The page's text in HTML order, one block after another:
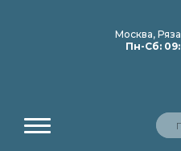
Москва,
Пн-Сб: